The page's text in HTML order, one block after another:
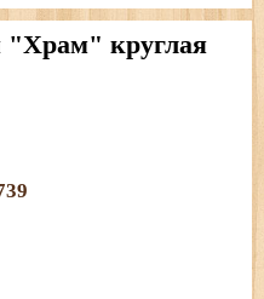
"Храм" круглая